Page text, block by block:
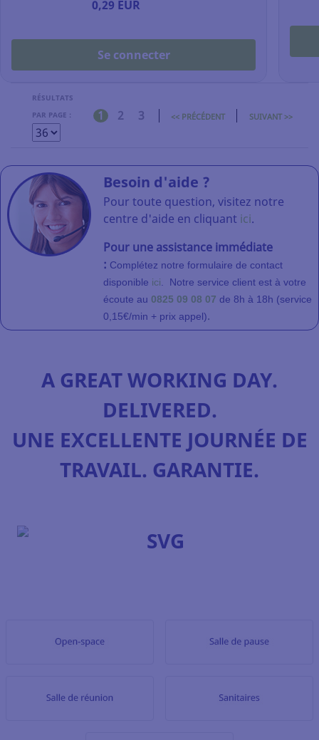
0,29 EUR
Se connecter
RÉSULTATS
PAR PAGE :
1 2 3 << PRÉCÉDENT SUIVANT >>
Besoin d'aide ?
Pour toute question, visitez notre
centre d'aide en cliquant ici.
Pour une assistance immédiate
: Complétez notre formulaire de contact
disponible ici Notre service client est à votre
écoute au 0825 09 08 07 de 8h à 18h (service
0,15€/min + prix appel).
A GREAT WORKING DAY.
DELIVERED.
UNE EXCELLENTE JOURNÉE DE
TRAVAIL. GARANTIE.